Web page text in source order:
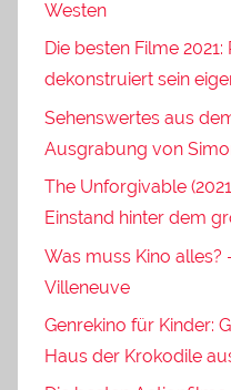
Westen
Die besten Filme
dekonstruiert sein
Sehenswertes aus
Ausgrabung von
The Unforgivable
Einstand hinter dem
Was muss Kino alles?
Villeneuve
Genrekino für Kinder:
Haus der Krokodile